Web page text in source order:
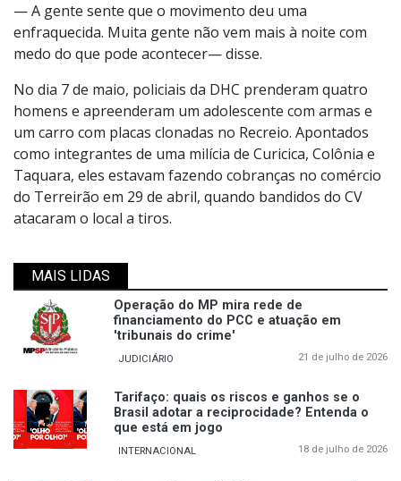
— A gente sente que o movimento deu uma
enfraquecida. Muita gente não vem mais à noite com
medo do que pode acontecer— disse.
No dia 7 de maio, policiais da DHC prenderam quatro
homens e apreenderam um adolescente com armas e
um carro com placas clonadas no Recreio. Apontados
como integrantes de uma milícia de Curicica, Colônia e
Taquara, eles estavam fazendo cobranças no comércio
do Terreirão em 29 de abril, quando bandidos do CV
atacaram o local a tiros.
MAIS LIDAS
Operação do MP mira rede de
financiamento do PCC e atuação em
'tribunais do crime'
JUDICIÁRIO 21 de julho de 2026
Tarifaço: quais os riscos e ganhos se o
Brasil adotar a reciprocidade? Entenda o
que está em jogo
INTERNACIONAL 18 de julho de 2026